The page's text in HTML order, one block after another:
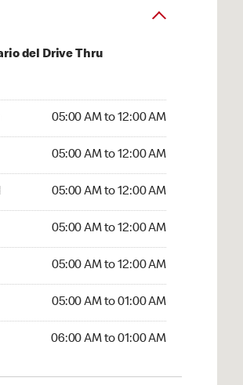
del Drive Thru
05:00 AM to 12:00 AM
05:00 AM to 12:00 AM
05:00 AM to 12:00 AM
05:00 AM to 12:00 AM
05:00 AM to 12:00 AM
05:00 AM to 01:00 AM
06:00 AM to 01:00 AM